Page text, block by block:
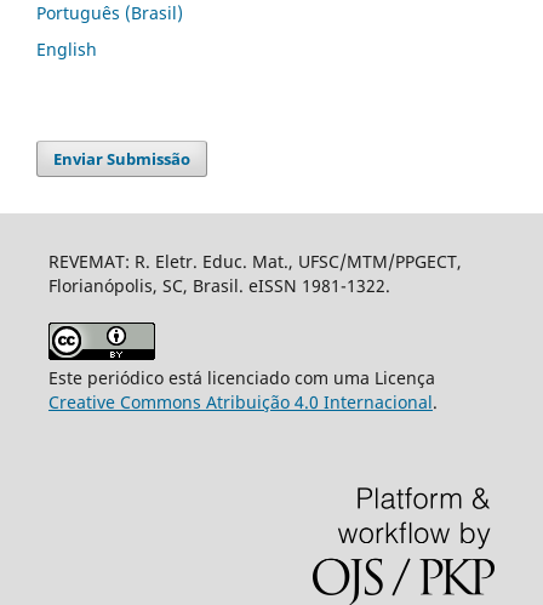
Português (Brasil)
English
Enviar Submissão
REVEMAT: R. Eletr. Educ. Mat., UFSC/MTM/PPGECT,
Florianópolis, SC, Brasil. eISSN 1981-1322.
Este periódico está licenciado com uma Licença
Creative Commons Atribuição 4.0 Internacional.